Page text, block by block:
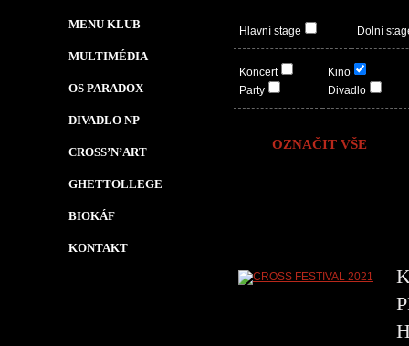
MENU KLUB
MULTIMÉDIA
OS PARADOX
DIVADLO NP
CROSS’N’ART
GHETTOLLEGE
BIOKÁF
KONTAKT
Hlavní stage Dolní
Koncert
Party
Kino
Divadlo
OZNAČIT VŠE